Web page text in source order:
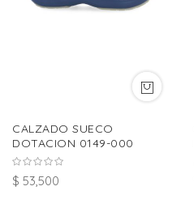
CALZADO SUECO
DOTACION 0149-000
$ 53,500